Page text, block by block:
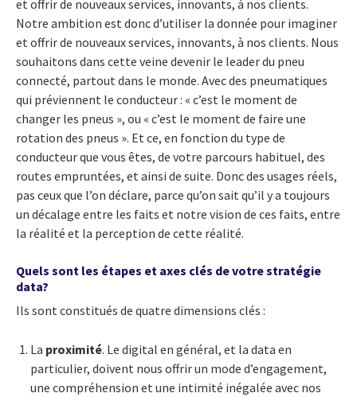
et offrir de nouveaux services, innovants, à nos clients.
Notre ambition est donc d’utiliser la donnée pour imaginer
et offrir de nouveaux services, innovants, à nos clients. Nous
souhaitons dans cette veine devenir le leader du pneu
connecté, partout dans le monde. Avec des pneumatiques
qui préviennent le conducteur : « c’est le moment de
changer les pneus », ou « c’est le moment de faire une
rotation des pneus ». Et ce, en fonction du type de
conducteur que vous êtes, de votre parcours habituel, des
routes empruntées, et ainsi de suite. Donc des usages réels,
pas ceux que l’on déclare, parce qu’on sait qu’il y a toujours
un décalage entre les faits et notre vision de ces faits, entre
la réalité et la perception de cette réalité.
Quels sont les étapes et axes clés de votre stratégie
data?
Ils sont constitués de quatre dimensions clés :
La proximité. Le digital en général, et la data en
particulier, doivent nous offrir un mode d’engagement,
une compréhension et une intimité inégalée avec nos